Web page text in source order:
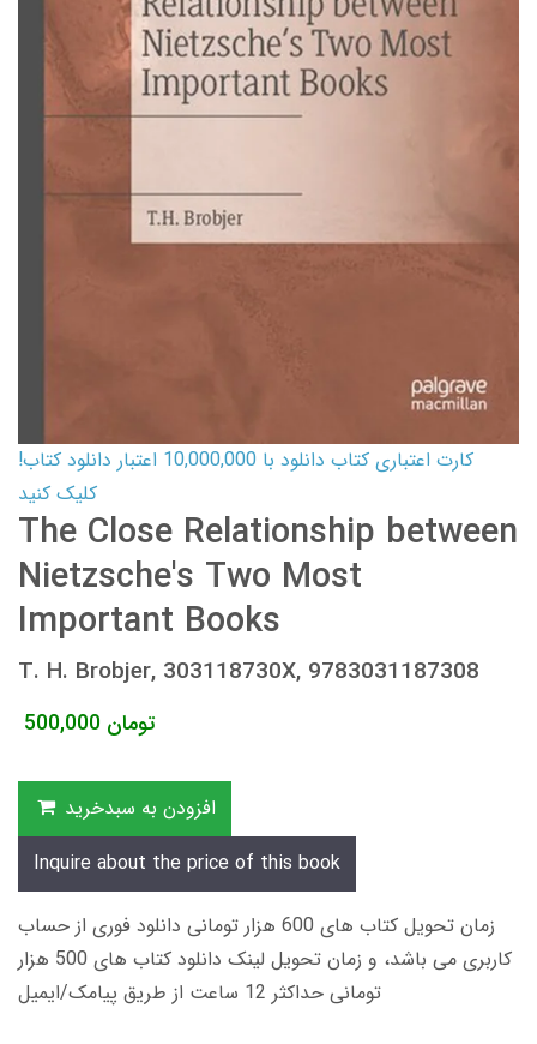
کارت اعتباری کتاب دانلود با 10,000,000 اعتبار دانلود کتاب!
کلیک کنید
The Close Relationship between
Nietzsche's Two Most
Important Books
T. H. Brobjer, 303118730X, 9783031187308
500,000 تومان
افزودن به سبدخرید
Inquire about the price of this book
زمان تحویل کتاب های 600 هزار تومانی دانلود فوری از حساب
کاربری می باشد، و زمان تحویل لینک دانلود کتاب های 500 هزار
تومانی حداکثر 12 ساعت از طریق پیامک/ایمیل